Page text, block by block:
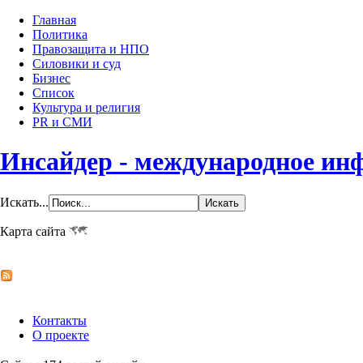
Главная
Политика
Правозащита и НПО
Силовики и суд
Бизнес
Список
Культура и религия
PR и СМИ
Инсайдер - международное
Искать...
Карта сайта
Контакты
О проекте